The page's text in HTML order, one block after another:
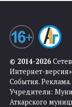
© 2014-2026
Интернет-
События.
Учредители:
Аткарского